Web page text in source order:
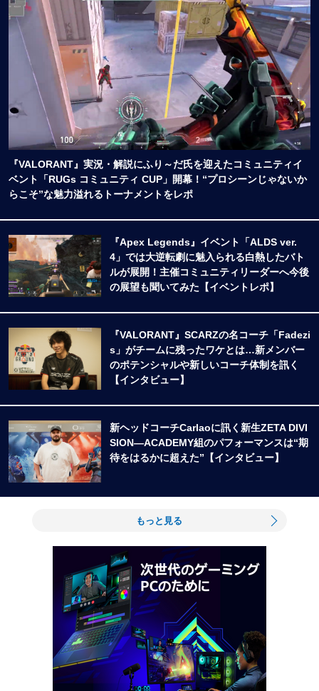
『VALORANT』実況・解説にふり～だ氏を迎えたコミュニティイ
ベント「RUGs コミュニティ CUP」開幕！“プロシーンじゃないか
らこそ”な魅力溢れるトーナメントをレポ
『Apex Legends』イベント「ALDS ver.
4」では大逆転劇に魅入られる白熱したバト
ルが展開！主催コミュニティリーダーへ今後
の展望も聞いてみた【イベントレポ】
『VALORANT』SCARZの名コーチ「Fadezi
s」がチームに残ったワケとは…新メンバー
のポテンシャルや新しいコーチ体制を訊く
【インタビュー】
新ヘッドコーチCarlaoに訊く新生ZETA DIVI
SION―ACADEMY組のパフォーマンスは“期
待をはるかに超えた”【インタビュー】
もっと見る